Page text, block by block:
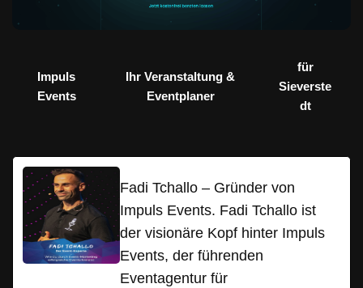
Impuls
Events
Ihr Veranstaltung &
Eventplaner
für
Sieverste
dt
Fadi Tchallo – Gründer von
Impuls Events. Fadi Tchallo ist
der visionäre Kopf hinter Impuls
Events, der führenden
Eventagentur für